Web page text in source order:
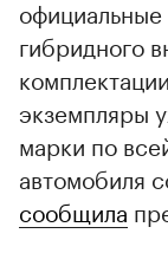
гибридного
экземпляры
марки по
автомобиля
сообщила